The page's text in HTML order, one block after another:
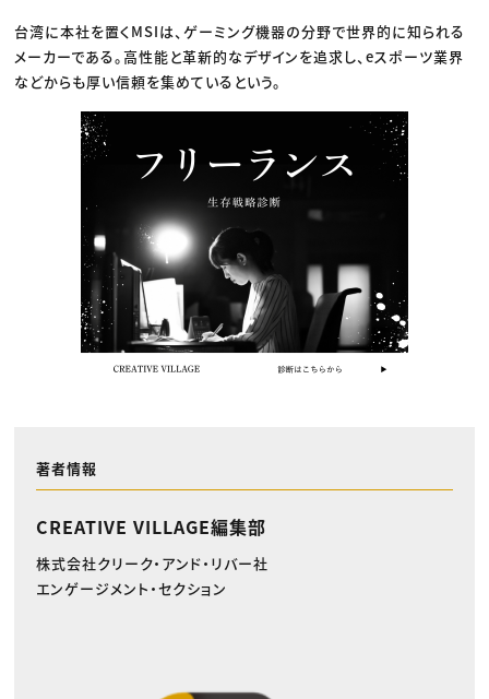
台湾に本社を置くMSIは、ゲーミング機器の分野で世界的に知られる
メーカーである。高性能と革新的なデザインを追求し、eスポーツ業界
などからも厚い信頼を集めているという。
著者情報
CREATIVE VILLAGE編集部
株式会社クリーク・アンド・リバー社
エンゲージメント・セクション